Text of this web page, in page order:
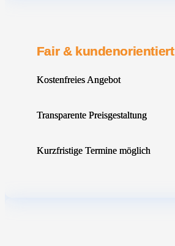
Fair & kundenorientiert
Kostenfreies Angebot
Transparente Preisgestaltung
Kurzfristige Termine möglich